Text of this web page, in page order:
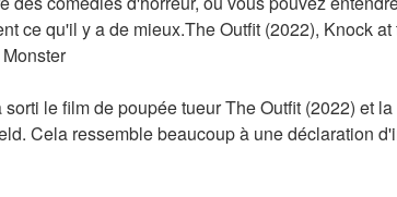
ce qu'il y a de mieux.The Outfit (2022), Knock
le film de poupée tueur The Outfit (2022) et
Cela ressemble beaucoup à une déclaration